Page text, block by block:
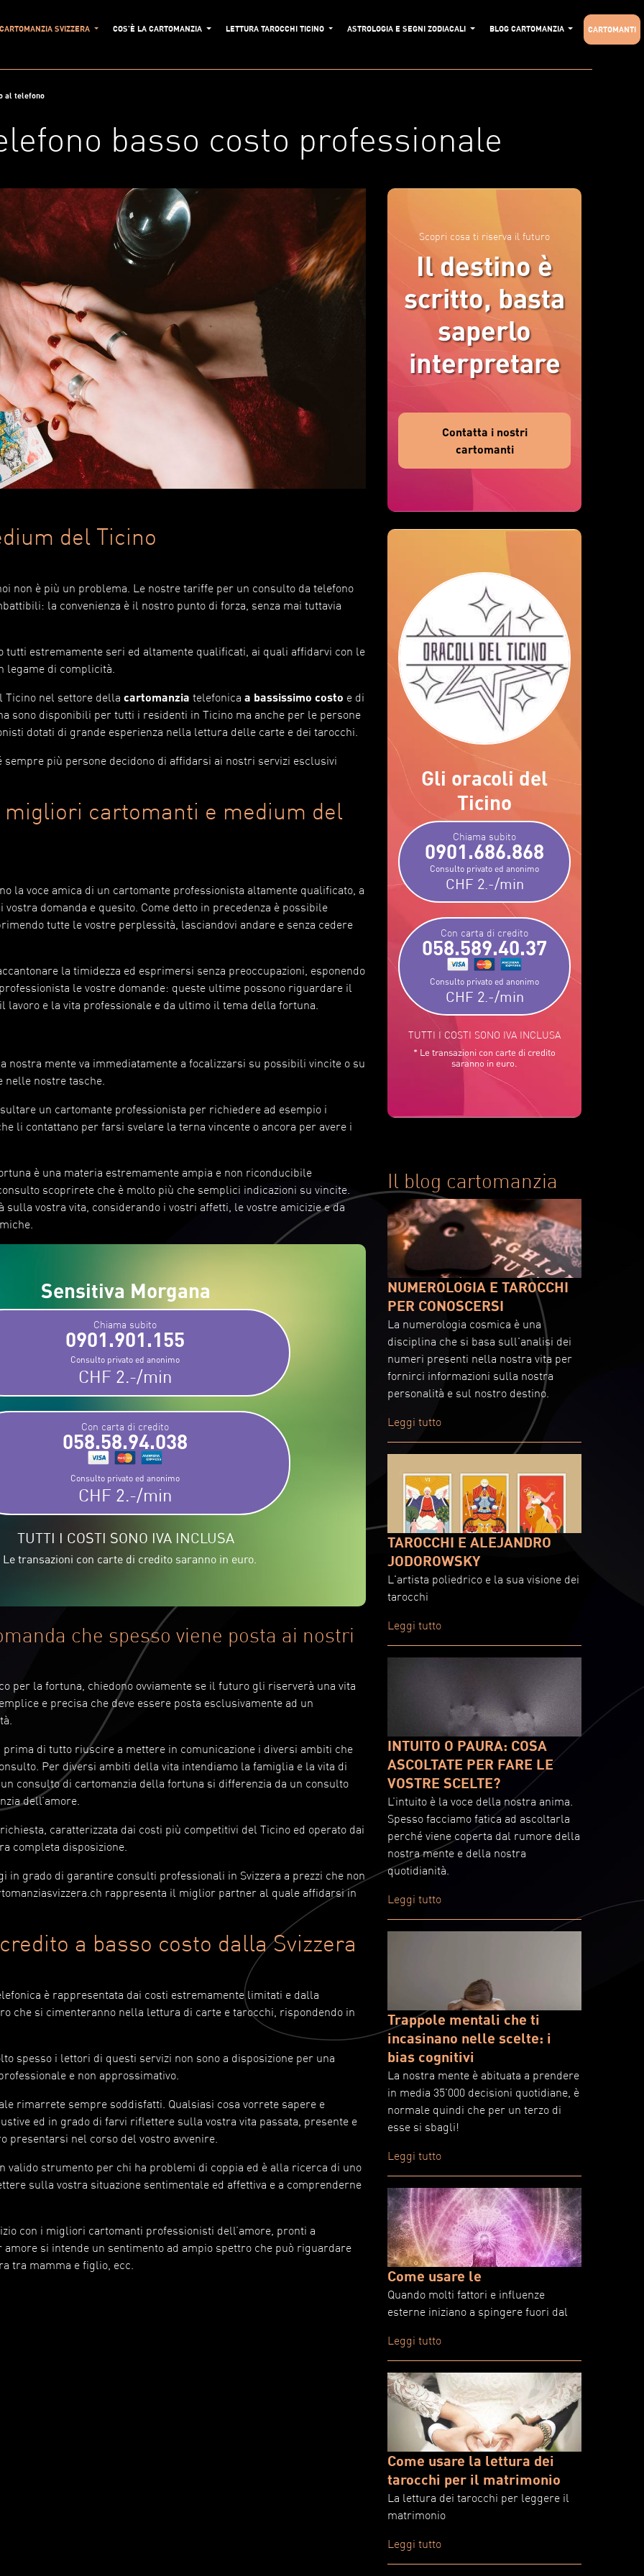
CARTOMANZIA SVIZZERA COS'È LA CARTOMANZIA LETTURA TAROCCHI TICINO ASTROLOGIA E SEGNI ZODIACALI BLOG CARTOMANZIA CARTOMANTI
al telefono
basso costo professionale
del Ticino
non è più un problema. Le nostre tariffe per un consulto da telefono
la convenienza è il nostro punto di forza, senza mai tuttavia
tutti estremamente seri ed altamente qualificati, ai quali affidarvi con le
legame di complicità.
Ticino nel settore della cartomanzia telefonica a bassissimo costo e di
sono disponibili per tutti i residenti in Ticino ma anche per le persone
dotati di grande esperienza nella lettura delle carte e dei tarocchi.
più persone decidono di affidarsi ai nostri servizi esclusivi
cartomanti e medium del
la voce amica di un cartomante professionista altamente qualificato, a
domanda e quesito. Come detto in precedenza è possibile
tutte le vostre perplessità, lasciandovi andare e senza cedere
la timidezza ed esprimersi senza preoccupazioni, esponendo
le vostre domande: queste ultime possono riguardare il
lavoro e la vita professionale e da ultimo il tema della fortuna.
mente va immediatamente a focalizzarsi su possibili vincite o su
nostre tasche.
un cartomante professionista per richiedere ad esempio i
li contattano per farsi svelare la terna vincente o ancora per avere i
è una materia estremamente ampia e non riconducibile
scoprirete che è molto più che semplici indicazioni su vincite.
sulla vostra vita, considerando i vostri affetti, le vostre amicizie e da
Sensitiva Morgana
Chiama subito
0901.901.155
Consulto privato ed anonimo
CHF 2.-/min
Con carta di credito
058.58.94.038
Consulto privato ed anonimo
CHF 2.-/min
TUTTI I COSTI SONO IVA INCLUSA
transazioni con carte di credito saranno in euro.
che spesso viene posta ai nostri
per la fortuna, chiedono ovviamente se il futuro gli riserverà una vita
e precisa che deve essere posta esclusivamente ad un
di tutto riuscire a mettere in comunicazione i diversi ambiti che
Per diversi ambiti della vita intendiamo la famiglia e la vita di
consulto di cartomanzia della fortuna si differenzia da un consulto
dell’amore.
caratterizzata dai costi più competitivi del Ticino ed operato dai
completa disposizione.
grado di garantire consulti professionali in Svizzera a prezzi che non
rappresenta il miglior partner al quale affidarsi in
a basso costo dalla Svizzera
è rappresentata dai costi estremamente limitati e dalla
che si cimenteranno nella lettura di carte e tarocchi, rispondendo in
spesso i lettori di questi servizi non sono a disposizione per una
e non approssimativo.
rimarrete sempre soddisfatti. Qualsiasi cosa vorrete sapere e
ed in grado di farvi riflettere sulla vostra vita passata, presente e
presentarsi nel corso del vostro avvenire.
valido strumento per chi ha problemi di coppia ed è alla ricerca di uno
sulla vostra situazione sentimentale ed affettiva e a comprenderne
con i migliori cartomanti professionisti dell’amore, pronti a
si intende un sentimento ad ampio spettro che può riguardare
tra mamma e figlio, ecc.
Scopri cosa ti riserva il futuro
Il destino è
scritto, basta
saperlo
interpretare
Contatta i nostri
cartomanti
Gli oracoli del
Ticino
Chiama subito
0901.686.868
Consulto privato ed anonimo
CHF 2.-/min
Con carta di credito
058.589.40.37
Consulto privato ed anonimo
CHF 2.-/min
TUTTI I COSTI SONO IVA INCLUSA
* Le transazioni con carte di credito
saranno in euro.
Il blog cartomanzia
NUMEROLOGIA E TAROCCHI
PER CONOSCERSI
La numerologia cosmica è una
disciplina che si basa sull'analisi dei
numeri presenti nella nostra vita per
fornirci informazioni sulla nostra
personalità e sul nostro destino.
Leggi tutto
TAROCCHI E ALEJANDRO
JODOROWSKY
L'artista poliedrico e la sua visione dei
tarocchi
Leggi tutto
INTUITO O PAURA: COSA
ASCOLTATE PER FARE LE
VOSTRE SCELTE?
L’intuito è la voce della nostra anima.
Spesso facciamo fatica ad ascoltarla
perché viene coperta dal rumore della
nostra mente e della nostra
quotidianità.
Leggi tutto
Trappole mentali che ti
incasinano nelle scelte: i
bias cognitivi
La nostra mente è abituata a prendere
in media 35'000 decisioni quotidiane, è
normale quindi che per un terzo di
esse si sbagli!
Leggi tutto
Come usare le
Quando molti fattori e influenze
esterne iniziano a spingere fuori dal
Leggi tutto
Come usare la lettura dei
tarocchi per il matrimonio
La lettura dei tarocchi per leggere il
matrimonio
Leggi tutto